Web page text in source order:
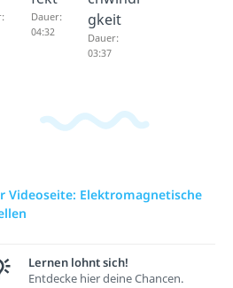
Dauer:
04:32
gkeit
Dauer:
03:37
Videoseite: Elektromagnetische
Lernen lohnt sich!
Entdecke hier deine Chancen.